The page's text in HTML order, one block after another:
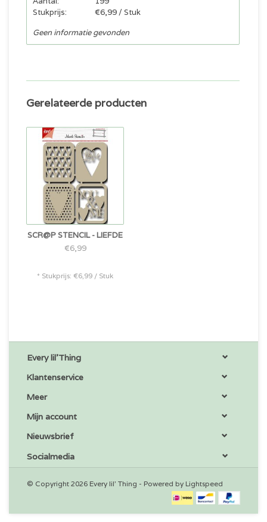
Stukprijs:
€6,99 / Stuk
Geen informatie gevonden
Gerelateerde producten
SCR@P STENCIL - LIEFDE
€6,99
* Stukprijs: €6,99 / Stuk
Every lil'Thing
Klantenservice
Meer
Mijn account
Nieuwsbrief
Socialmedia
© Copyright 2026 Every lil' Thing - Powered by Lightspeed